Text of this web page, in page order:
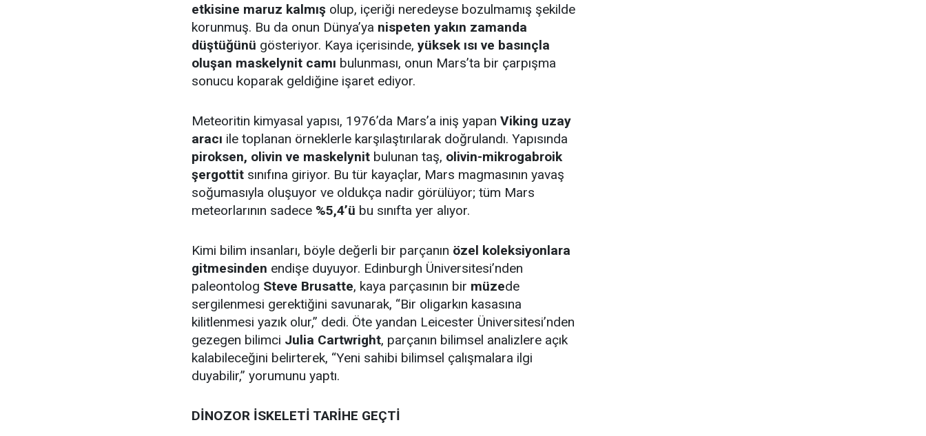
etkisine maruz kalmış olup, içeriği neredeyse bozulmamış şekilde
korunmuş. Bu da onun Dünya’ya nispeten yakın zamanda
düştüğünü gösteriyor. Kaya içerisinde, yüksek ısı ve basınçla
oluşan maskelynit camı bulunması, onun Mars’ta bir çarpışma
sonucu koparak geldiğine işaret ediyor.
Meteoritin kimyasal yapısı, 1976’da Mars’a iniş yapan Viking uzay
aracı ile toplanan örneklerle karşılaştırılarak doğrulandı. Yapısında
piroksen, olivin ve maskelynit bulunan taş, olivin-mikrogabroik
şergottit sınıfına giriyor. Bu tür kayaçlar, Mars magmasının yavaş
soğumasıyla oluşuyor ve oldukça nadir görülüyor; tüm Mars
meteorlarının sadece %5,4’ü bu sınıfta yer alıyor.
Kimi bilim insanları, böyle değerli bir parçanın özel koleksiyonlara
gitmesinden endişe duyuyor. Edinburgh Üniversitesi’nden
paleontolog Steve Brusatte, kaya parçasının bir müzede
sergilenmesi gerektiğini savunarak, “Bir oligarkın kasasına
kilitlenmesi yazık olur,” dedi. Öte yandan Leicester Üniversitesi’nden
gezegen bilimci Julia Cartwright, parçanın bilimsel analizlere açık
kalabileceğini belirterek, “Yeni sahibi bilimsel çalışmalara ilgi
duyabilir,” yorumunu yaptı.
DİNOZOR İSKELETİ TARİHE GEÇTİ